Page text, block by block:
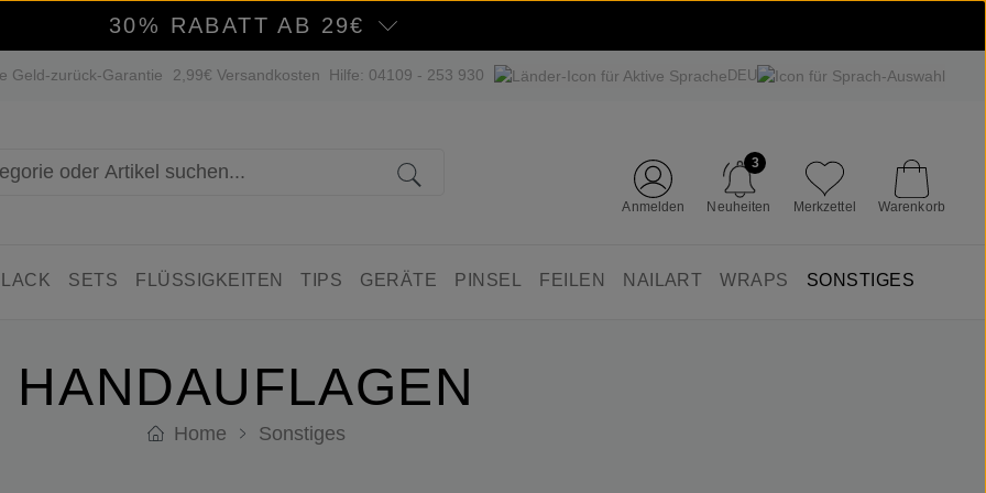
30% RABATT AB 29€
Geld-zurück-Garantie 2,99€ Versandkosten Hilfe: 04109 - 253 930 DEU
Anmelden Neuheiten
3
Merkzettel Warenkorb
SETS FLÜSSIGKEITEN TIPS GERÄTE PINSEL FEILEN NAILART WRAPS SONSTIGES
HANDAUFLAGEN
Home Sonstiges